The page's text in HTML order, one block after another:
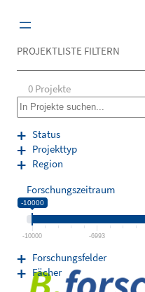
Inhalt
PROJEKTLISTE FILTERN
0 Projekte
S
e
a
r
c
Status
Projekttyp
Region
Forschungszeitraum
-10000
-10000 -6993
Forschungsfelder
Fächer